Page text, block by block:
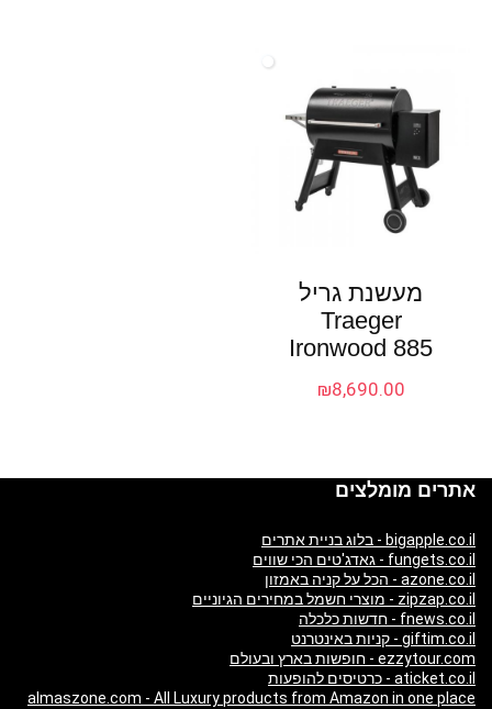
מעשנת גריל
Traeger
Ironwood 885
₪8,690.00
אתרים מומלצים
bigapple.co.il - בלוג בניית אתרים
fungets.co.il - גאדג'טים הכי שווים
azone.co.il - הכל על קניה באמזון
zipzap.co.il - מוצרי חשמל במחירים הגיוניים
fnews.co.il - חדשות כלכלה
giftim.co.il - קניות באינטרנט
ezzytour.com - חופשות בארץ ובעולם
aticket.co.il - כרטיסים להופעות
almaszone.com - All Luxury products from Amazon in one place